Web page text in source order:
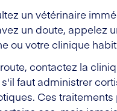
un vétérinaire
un doute, appelez
ou votre clinique
contactez la
faut administrer
Ces